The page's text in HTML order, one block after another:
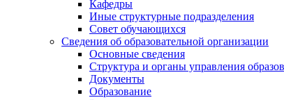
Кафедры
Иные структурные подразделения
Совет обучающихся
Сведения об образовательной организации
Основные сведения
Структура и органы управления
Документы
Образование